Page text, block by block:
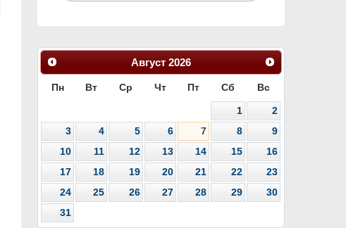
Август 2026
Пн Вт Ср Чт Пт Сб Вс
1
2
3
4 5 6 7 8
9
10
11 12 13 14 15
16
17
18 19 20 21 22
23
24
25 26 27 28 29
30
31